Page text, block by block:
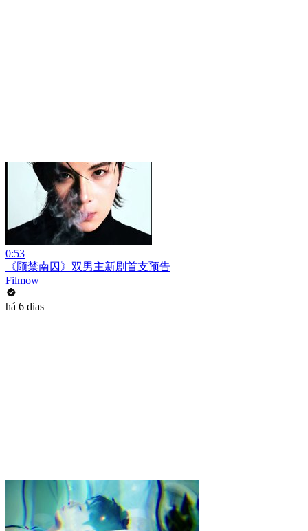
0:53
《顾禁南囚》双男主新剧首支预告
Filmow
há 6 dias